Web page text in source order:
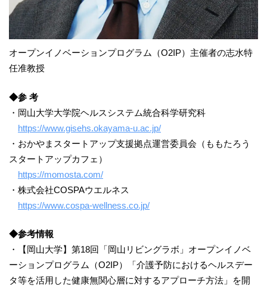
オープンイノベーションプログラム（O2IP）主催者の志水特
任准教授
◆参 考
・岡山大学大学院ヘルスシステム統合科学研究科
https://www.gisehs.okayama-u.ac.jp/
・おかやまスタートアップ支援拠点運営委員会（ももたろう
スタートアップカフェ）
https://momosta.com/
・株式会社COSPAウエルネス
https://www.cospa-wellness.co.jp/
◆参考情報
・【岡山大学】第18回「岡山リビングラボ」オープンイノベ
ーションプログラム（O2IP）「介護予防におけるヘルスデー
タ等を活用した健康無関心層に対するアプローチ方法」を開